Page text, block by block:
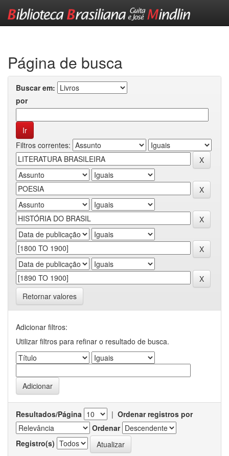
Página de busca
Buscar em:
por
Filtros correntes:
Retornar valores
Adicionar filtros:
Utilizar filtros para refinar o resultado de busca.
Resultados/Página | Ordenar registros por
Ordenar
Registro(s)